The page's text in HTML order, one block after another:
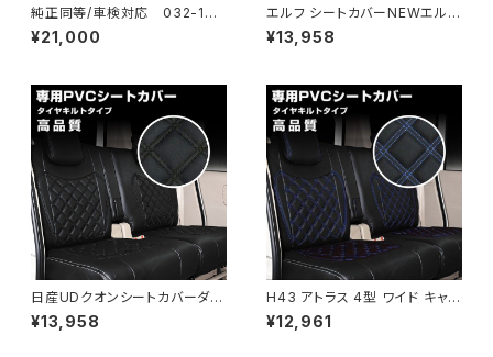
純正同等/車検対応 032-132
タウンエース ライトエース トラ
ック
¥21,000
エルフ シートカバーNEWエルフ
PMエルフ いすゞ H05.08-H1
8.12 シートカバー運転+助手席
¥13,958
日産UDクオンシートカバーダイ
ヤカットステッチ艶無ブラックキ
ルトPVCレザー助手運転席左右
¥13,958
H43 アトラス 4型 ワイド キャブ
H19/1-H24/10 シートカバー ダ
イヤ ステッチ ブルー キルト 艶
¥12,961